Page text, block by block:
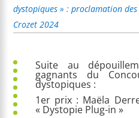
dystopiques » : proclamation
Crozet 2024
Suite au
gagnants du
dystopiques :
1er prix : Maëla
« Dystopie Plug-in »